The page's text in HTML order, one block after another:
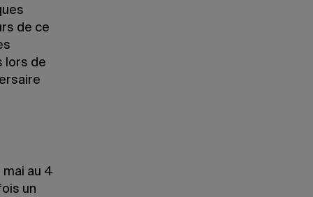
de ce
lors de
au 4
un